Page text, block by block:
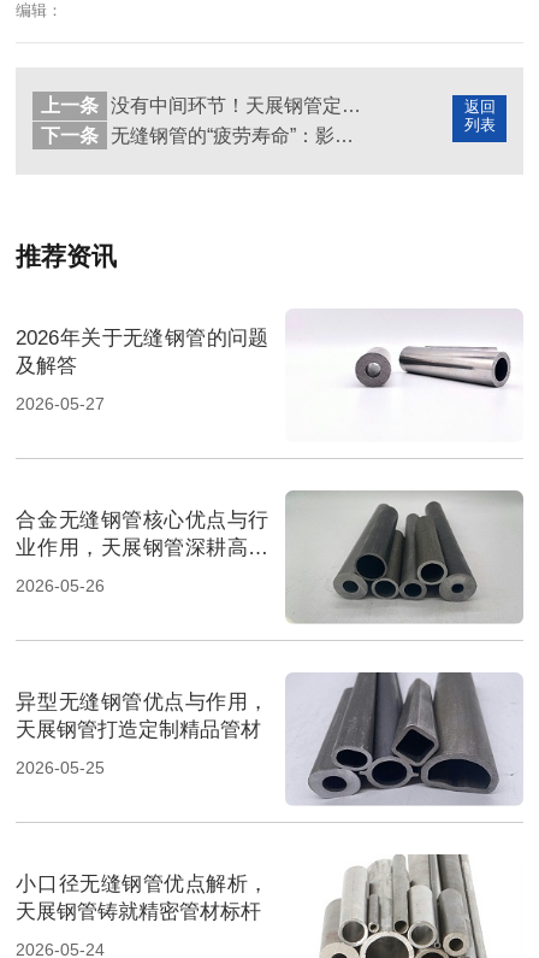
编辑：
返回
列表
上一条
没有中间环节！天展钢管定制无缝钢管如何从工厂直发您的生产线？
下一条
无缝钢管的“疲劳寿命”：影响机械装备可靠性与耐用性的隐形关键
推荐资讯
2026年关于无缝钢管的问题
及解答
2026-05-27
合金无缝钢管核心优点与行
业作用，天展钢管深耕高端
管材
2026-05-26
异型无缝钢管优点与作用，
天展钢管打造定制精品管材
2026-05-25
小口径无缝钢管优点解析，
天展钢管铸就精密管材标杆
2026-05-24